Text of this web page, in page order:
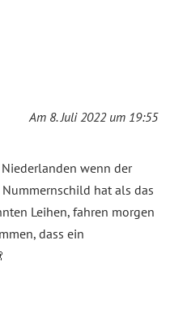
Am 8. Juli 2022 um 19:55
wenn der
hat als das
Leihen, fahren morgen
dass ein